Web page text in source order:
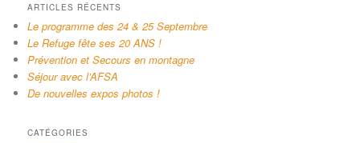
ARTICLES RÉCENTS
Le programme des 24 & 25 Septembre
Le Refuge fête ses 20 ANS !
Prévention et Secours en montagne
Séjour avec l’AFSA
De nouvelles expos photos !
CATÉGORIES